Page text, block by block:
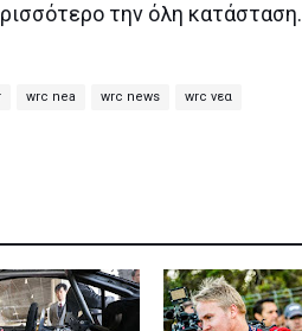
την όλη κατάσταση.
wrc nea wrc news wrc νεα